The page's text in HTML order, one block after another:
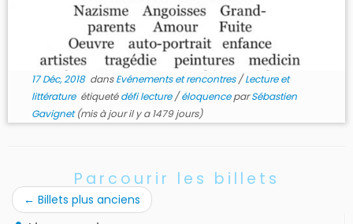
17 Déc, 2018dansEvénements et rencontres/Lecture et
littérature étiquetédéfi lecture/éloquenceparSébastien
Gavignet(mis à jour il y a 1479 jours)
Parcourir les billets
← Billets plus anciens